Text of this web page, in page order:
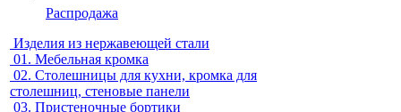
Распродажа
Изделия из нержавеющей стали
01. Мебельная кромка
02. Столешницы для кухни, кромка для
столешниц, стеновые панели
03. Пристеночные бортики